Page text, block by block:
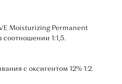
Moisturizing Permanent
1:1,5.
с оксигентом 12% 1:2.